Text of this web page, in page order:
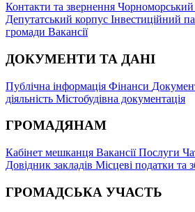
Контакти та звернення Чорноморський
Депутатський корпус Інвестиційний
громади Вакансії
ДОКУМЕНТИ ТА ДАНІ
Публічна інформація Фінанси
діяльність Містобудівна документація
ГРОМАДЯНАМ
Кабінет мешканця ВакансіїПослуги
Довідник закладів Місцеві податки та
ГРОМАДСЬКА УЧАСТЬ